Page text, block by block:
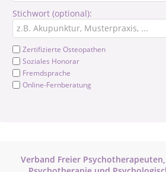
Stichwort (optional):
Zertifizierte Osteopathen
Soziales Honorar
Fremdsprache
Online-Fernberatung
Verband Freier